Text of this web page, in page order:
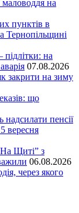
маловоддя на
пунктів в
Тернопільщині
підлітки: на
07.08.2026
закрити на зиму
що
пенсії
вересня
Щиті” з
06.08.2026
через якого